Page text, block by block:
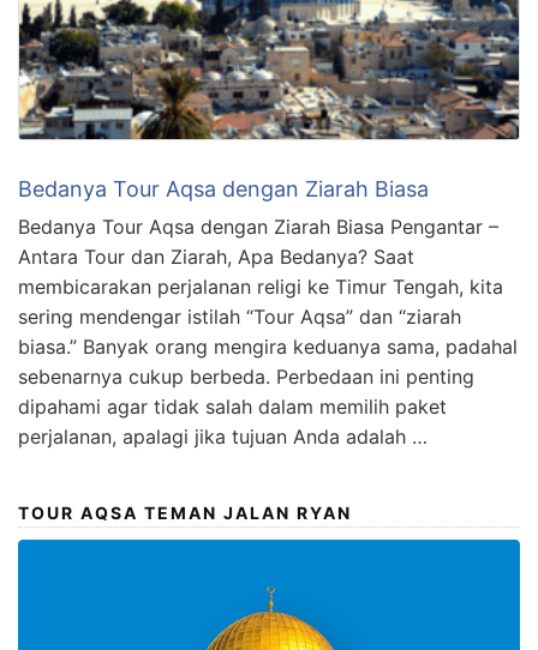
Bedanya Tour Aqsa dengan Ziarah Biasa
Bedanya Tour Aqsa dengan Ziarah Biasa Pengantar –
Antara Tour dan Ziarah, Apa Bedanya? Saat
membicarakan perjalanan religi ke Timur Tengah, kita
sering mendengar istilah “Tour Aqsa” dan “ziarah
biasa.” Banyak orang mengira keduanya sama, padahal
sebenarnya cukup berbeda. Perbedaan ini penting
dipahami agar tidak salah dalam memilih paket
perjalanan, apalagi jika tujuan Anda adalah …
TOUR AQSA TEMAN JALAN RYAN